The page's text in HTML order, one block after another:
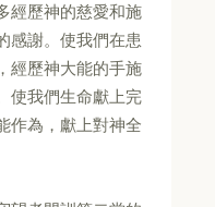
經歷神的慈愛和施
感謝。使我們在患
經歷神大能的手施
使我們生命獻上完
作為，獻上對神全